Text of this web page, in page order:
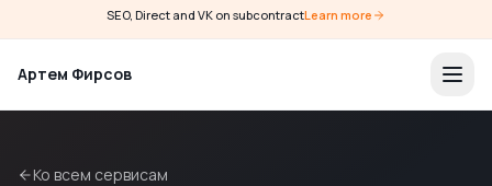
SEO, Direct and VK on subcontractLearn more
Артем Фирсов
Ко всем сервисам